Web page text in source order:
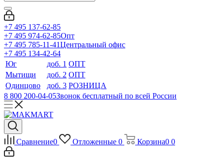
+7 495 137-62-85
+7 495 974-62-85Опт
+7 495 785-11-41Центральный офис
+7 495 134-42-64
Юг
доб. 1 ОПТ
Мытищи
доб. 2 ОПТ
Одинцово
доб. 3 РОЗНИЦА
8 800 200-04-05Звонок бесплатный по всей России
Сравнение0 Отложенные 0 Корзина0 0